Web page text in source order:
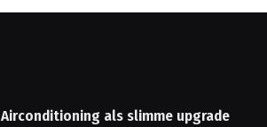
Airconditioning als slimme upgrade